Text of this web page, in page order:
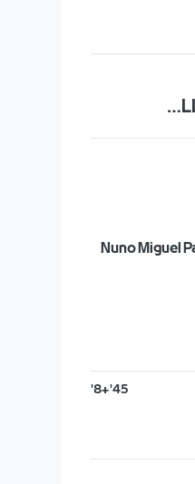
ABDULLAH AL HAMDDAN
Nuno Miguel
45'+8'